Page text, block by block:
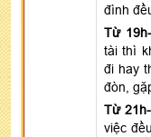
đình
Từ
tài thì
đi hay
đòn,
Từ
việc